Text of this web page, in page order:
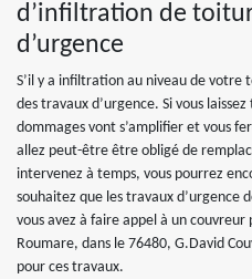
d’infiltration de
d’urgence
S’il y a infiltration au niveau de votre
des travaux d’urgence. Si vous
dommages vont s’amplifier et vous
allez peut-être être obligé de
intervenez à temps, vous pourrez
souhaitez que les travaux d’urgence
vous avez à faire appel à un couvreur
Roumare, dans le 76480, G.David
pour ces travaux.